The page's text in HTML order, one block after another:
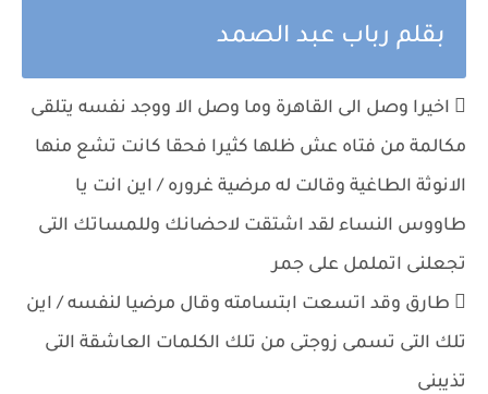
بقلم رباب عبد الصمد
 اخيرا وصل الى القاهرة وما وصل الا ووجد نفسه يتلقى
مكالمة من فتاه عش ظلها كثيرا فحقا كانت تشع منها
الانوثة الطاغية وقالت له مرضية غروره / اين انت يا
طاووس النساء لقد اشتقت لاحضانك وللمساتك التى
تجعلنى اتململ على جمر
 طارق وقد اتسعت ابتسامته وقال مرضيا لنفسه / اين
تلك التى تسمى زوجتى من تلك الكلمات العاشقة التى
تذيبنى